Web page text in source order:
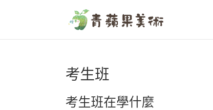
考生班
考生班在學什麼